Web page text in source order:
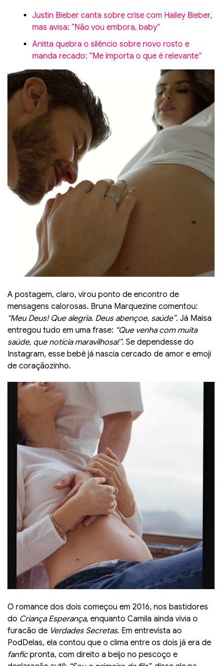
Justin Bieber canta sobre crise com Hailey Bieber,
mas avisa: “Não vou embora, baby”
Anitta quebra o silêncio sobre novo rosto e
manda recado: “Me importa o que é relevante”
A postagem, claro, virou ponto de encontro de
mensagens calorosas. Bruna Marquezine comentou:
“Meu Deus! Que alegria. Deus abençoe, saúde”. Já Maisa
entregou tudo em uma frase: “Que venha com muita
saúde, que notícia maravilhosa!”. Se dependesse do
Instagram, esse bebê já nascia cercado de amor e emoji
de coraçãozinho.
O romance dos dois começou em 2016, nos bastidores
do Criança Esperança, enquanto Camila ainda vivia o
furacão de Verdades Secretas. Em entrevista ao
PodDelas, ela contou que o clima entre os dois já era de
fanficpronta, com direito a beijo no pescoço e